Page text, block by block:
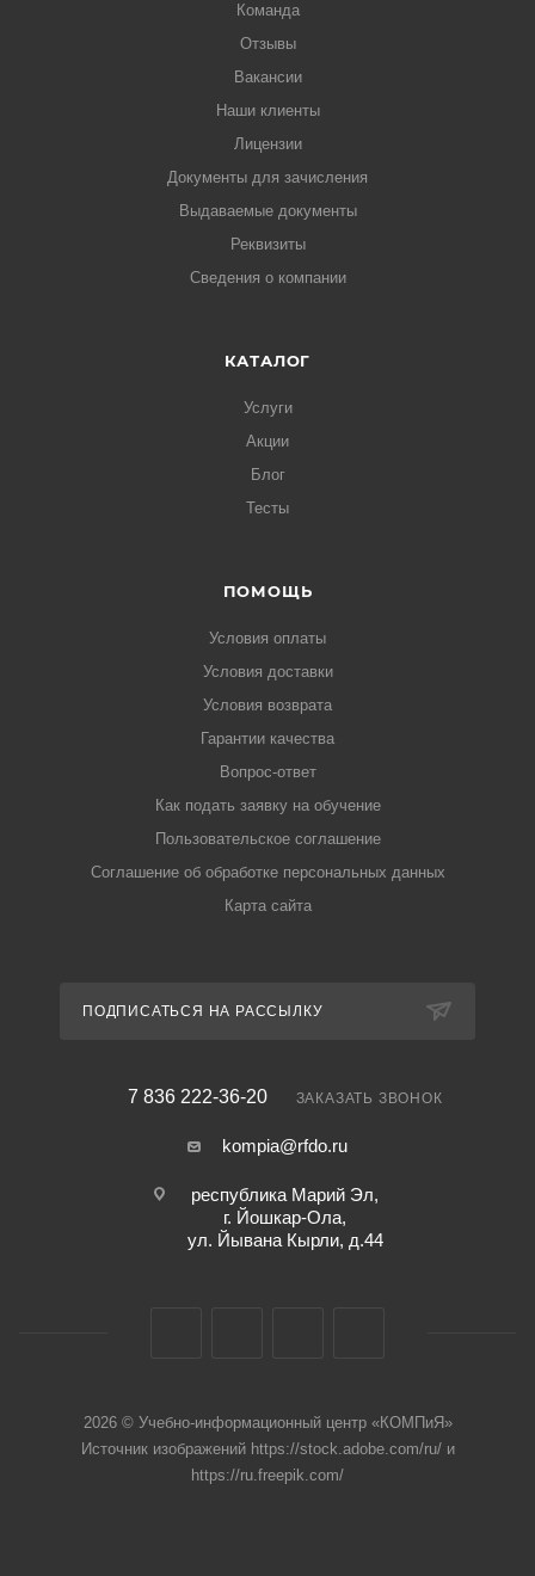
Команда
Отзывы
Вакансии
Наши клиенты
Лицензии
Документы для зачисления
Выдаваемые документы
Реквизиты
Сведения о компании
КАТАЛОГ
Услуги
Акции
Блог
Тесты
ПОМОЩЬ
Условия оплаты
Условия доставки
Условия возврата
Гарантии качества
Вопрос-ответ
Как подать заявку на обучение
Пользовательское соглашение
Соглашение об обработке персональных данных
Карта сайта
ПОДПИСАТЬСЯ НА РАССЫЛКУ
7 836 222-36-20 ЗАКАЗАТЬ ЗВОНОК
kompia@rfdo.ru
республика Марий Эл,
г. Йошкар-Ола,
ул. Йывана Кырли, д.44
2026 © Учебно-информационный центр «КОМПиЯ»
Источник изображений https://stock.adobe.com/ru/ и
https://ru.freepik.com/